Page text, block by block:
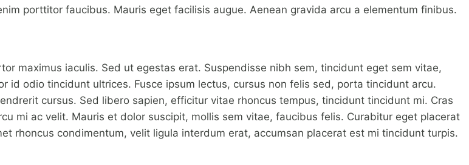
porttitor faucibus. Mauris eget facilisis augue. Aenean gravida arcu a elementum finibus.
maximus iaculis. Sed ut egestas erat. Suspendisse nibh sem, tincidunt eget sem vitae,
id odio tincidunt ultrices. Fusce ipsum lectus, cursus non felis sed, porta tincidunt arcu.
cursus. Sed libero sapien, efficitur vitae rhoncus tempus, tincidunt tincidunt mi. Cras
mi ac velit. Mauris et dolor suscipit, mollis sem vitae, faucibus felis. Curabitur eget placerat
rhoncus condimentum, velit ligula interdum erat, accumsan placerat est mi tincidunt turpis.